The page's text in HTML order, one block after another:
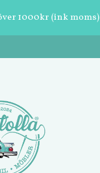
1000kr (ink moms)